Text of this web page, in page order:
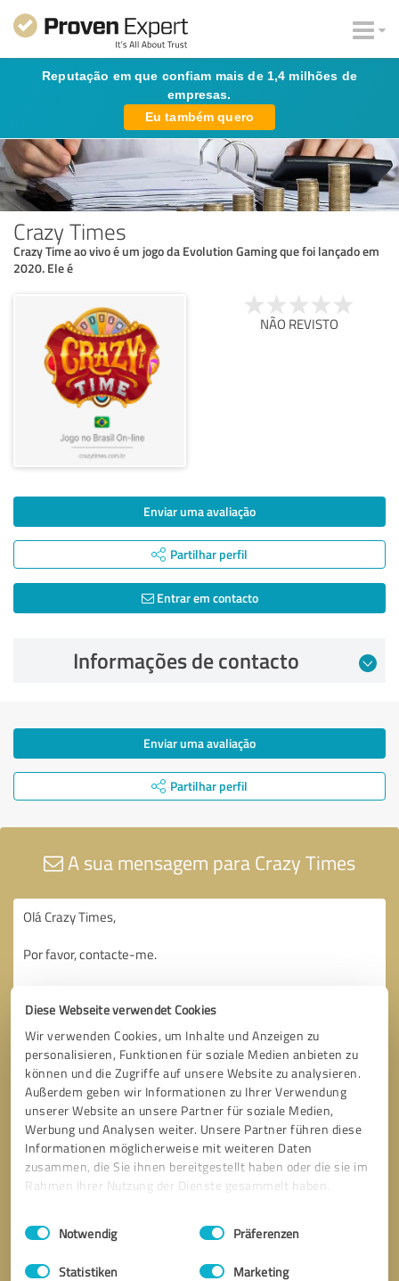
Diese Webseite verwendet Cookies
Wir verwenden Cookies, um Inhalte und Anzeigen zu
personalisieren, Funktionen für soziale Medien anbieten zu
können und die Zugriffe auf unsere Website zu analysieren.
Außerdem geben wir Informationen zu Ihrer Verwendung
unserer Website an unsere Partner für soziale Medien,
Werbung und Analysen weiter. Unsere Partner führen diese
Informationen möglicherweise mit weiteren Daten
zusammen, die Sie ihnen bereitgestellt haben oder die sie im
Rahmen Ihrer Nutzung der Dienste gesammelt haben.
Impressum Datenschutzbestimmungen
Einwilligungsauswahl
Notwendig Präferenzen
Statistiken Marketing
Reputação em que confiam mais de 1,4 milhões de
empresas.
Eu também quero
Crazy Times
Crazy Time ao vivo é um jogo da Evolution Gaming que foi lançado em
2020. Ele é
NÃO REVISTO
Enviar uma avaliação
Partilhar perfil
Entrar em contacto
Informações de contacto
Enviar uma avaliação
Partilhar perfil
A sua mensagem para Crazy Times
Solicitar uma chamada * campos obrigatórios